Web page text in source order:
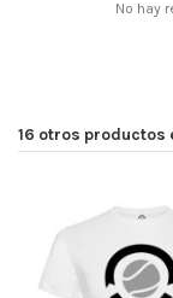
No hay
16 otros productos